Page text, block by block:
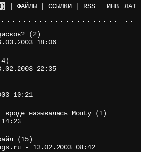
ЛАТ
ФАЙЛЫ ССЫЛКИ RSS
ИНВ
(2)
18:06
22:35
10:21
вроде называлась Monty (1)
(15)
- 13.02.2003 08:42